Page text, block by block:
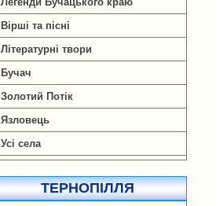
Вірші та пісні
Літературні твори
Бучач
Золотий Потік
Язловець
Усі села
ТЕРНОПІЛЛЯ